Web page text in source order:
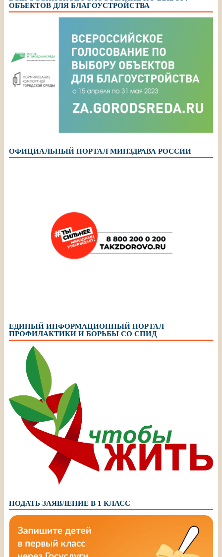
ОБЪЕКТОВ ДЛЯ БЛАГОУСТРОЙСТВА
ОФИЦИАЛЬНЫЙ ПОРТАЛ МИНЗДРАВА РОССИИ
ЕДИНЫЙ ИНФОРМАЦИОННЫЙ ПОРТАЛ
ПРОФИЛАКТИКИ И БОРЬБЫ СО СПИД
ПОДАТЬ ЗАЯВЛЕНИЕ В 1 КЛАСС